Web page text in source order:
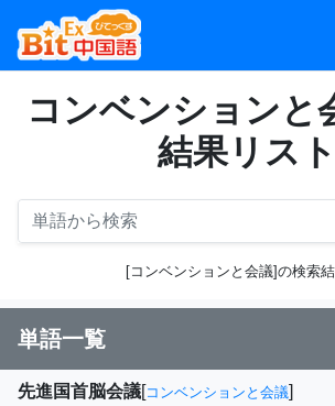
コンベンションと
結果リスト
[コンベンションと会議]の検索
単語一覧
先進国首脳会議[コンベンションと会議]